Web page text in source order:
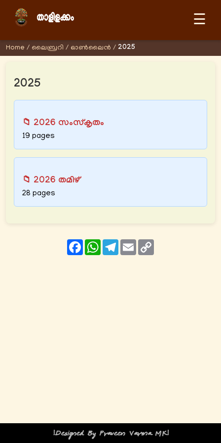
☰
Home / ലൈബ്രറി / ഓണ്‍ലൈന്‍ / 2025
2025
📁 2026 സംസ്കൃതം
19 pages
📁 2026 തമിഴ്
28 pages
FacebookWhatsAppTelegram
Email
!Designed By Praveen Varma MK!